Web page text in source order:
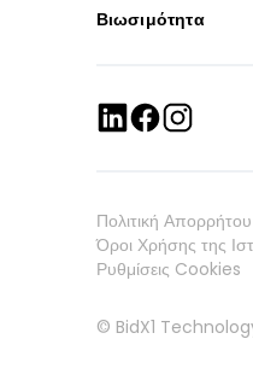
Βιωσιμότητα
Πολιτική Απορρήτου
Όροι Χρήσης της
Ρυθμίσεις Cookies
© BidX1